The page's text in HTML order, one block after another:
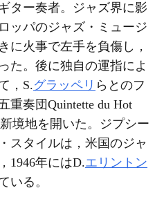
ター奏者。ジャズ界に影
ッパのジャズ・ミュージ
に火事で左手を負傷し，
た。後に独自の運指によ
，S.グラッペリ らとのフ
重奏団Quintette du Hot
境地を開いた。ジプシー
スタイルは，米国のジャ
1946年にはD.エリントン
いる。